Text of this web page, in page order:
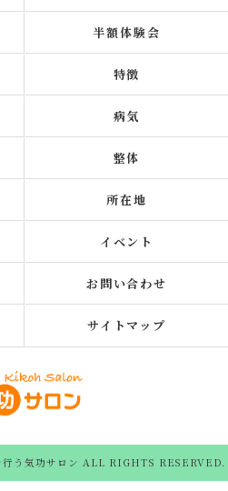
半額体験会
特徴
病気
整体
所在地
イベント
お問い合わせ
サイトマップ
行う気功サロン ALL RIGHTS RESERVED.